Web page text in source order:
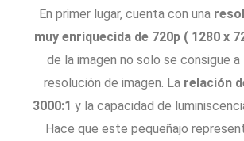
En primer lugar, cuenta con una
muy enriquecida de 720p ( 1280 x
de la imagen no solo se consigue
resolución de imagen. La relación
3000:1 y la capacidad de
Hace que este pequeñajo